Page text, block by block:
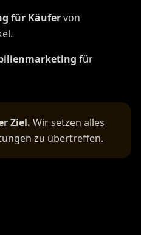
für Käufervon
für
Ziel. Wir setzen alles
zu übertreffen.